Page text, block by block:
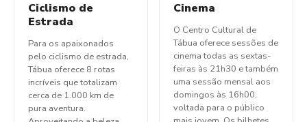
Ciclismo de
Estrada
Para os apaixonados
pelo ciclismo de estrada,
Tábua oferece 8 rotas
incríveis que totalizam
cerca de 1.000 km de
pura aventura.
Cinema
O Centro Cultural de
Tábua oferece sessões de
cinema todas as sextas-
feiras às 21h30 e também
uma sessão mensal aos
domingos às 16h00,
voltada para o público